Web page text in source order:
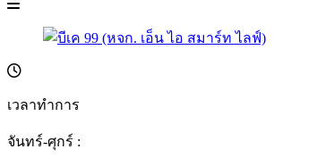
เวลาทำการ
จันทร์-ศุกร์ :